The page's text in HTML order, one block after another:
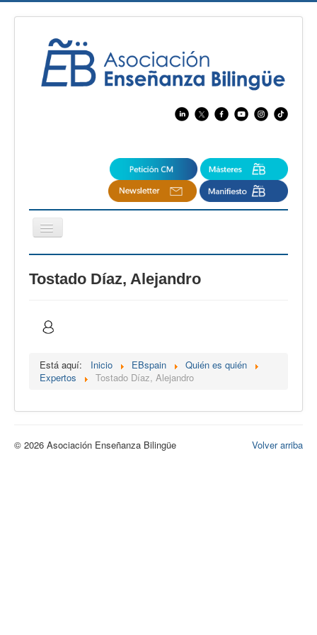
Cambiar
navegación
CertAcleB
Calidad
Artículos
Recursos
Tostado Díaz, Alejandro
Está aquí: Inicio EBspain
Quién es quién
Expertos
Tostado Díaz, Alejandro
Volver arriba
© 2026 Asociación Enseñanza Bilingüe